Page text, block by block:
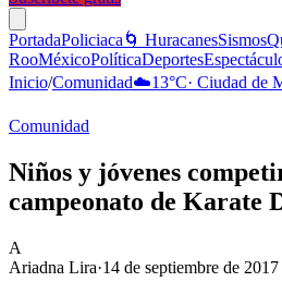
PortadaPoliciaca 🌀 HuracanesSismos
RooMéxicoPolíticaDeportes
Inicio/Comunidad☁️13°C· Ciudad de
Comunidad
Niños y jóvenes
campeonato de Karate
A
Ariadna Lira·14 de septiembre de 2017